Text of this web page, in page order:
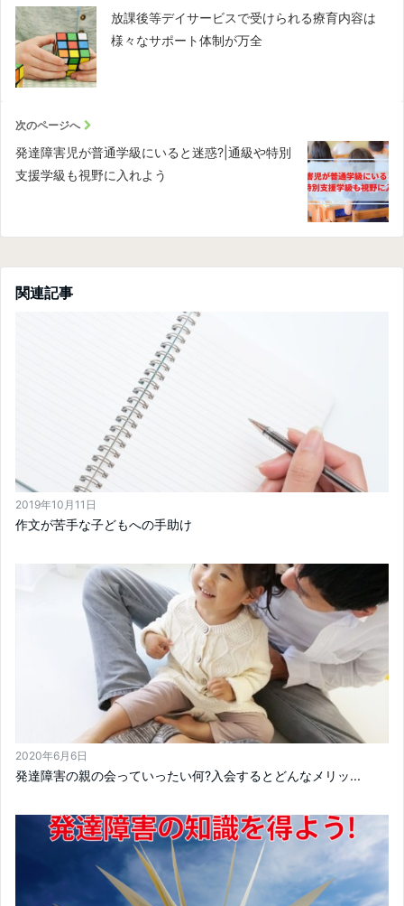
放課後等デイサービスで受けられる療育内容は
様々なサポート体制が万全
次のページへ
発達障害児が普通学級にいると迷惑?|通級や特別
支援学級も視野に入れよう
関連記事
2019年10月11日
作文が苦手な子どもへの手助け
2020年6月6日
発達障害の親の会っていったい何?入会するとどんなメリッ...